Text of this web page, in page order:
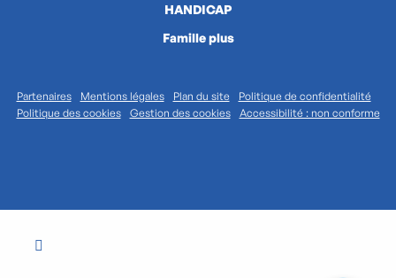
HANDICAP
Famille plus
Partenaires Mentions légales Plan du site
Politique de confidentialité
Politique des cookies
Gestion des cookies Accessibilité : non conforme